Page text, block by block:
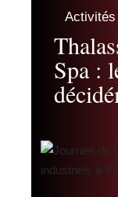
Activités
Spa :